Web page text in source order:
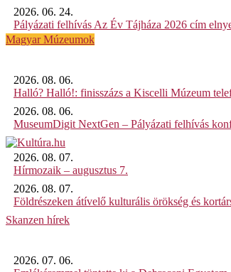
2026. 06. 24.
Pályázati felhívás Az Év Tájháza 2026 cím
Magyar Múzeumok
2026. 08. 06.
Halló? Halló!: finisszázs a Kiscelli Múzeum
2026. 08. 06.
MuseumDigit NextGen – Pályázati felhívás
2026. 08. 07.
Hírmozaik – augusztus 7.
2026. 08. 07.
Földrészeken átívelő kulturális örökség és
Skanzen hírek
2026. 07. 06.